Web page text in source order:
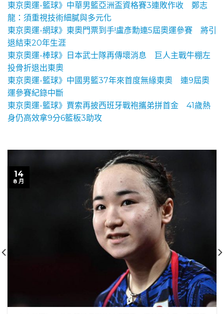
東京奧運-籃球》中華男籃亞洲盃資格賽3連敗作收 鄭志
龍：須重視技術細膩與多元化
東京奧運-網球》東奧門票到手!盧彥勳連5屆奧運參賽 將引
退結束20年生涯
東京奧運-棒球》日本武士隊再傳壞消息 巨人主戰牛棚左
投骨折退出東奧
東京奧運-籃球》中國男籃37年來首度無緣東奧 連9屆奧
運參賽紀錄中斷
東京奧運-籃球》賈索再披西班牙戰袍攜弟拼首金 41歲熱
身仍高效拿9分6籃板3助攻
14
8 月